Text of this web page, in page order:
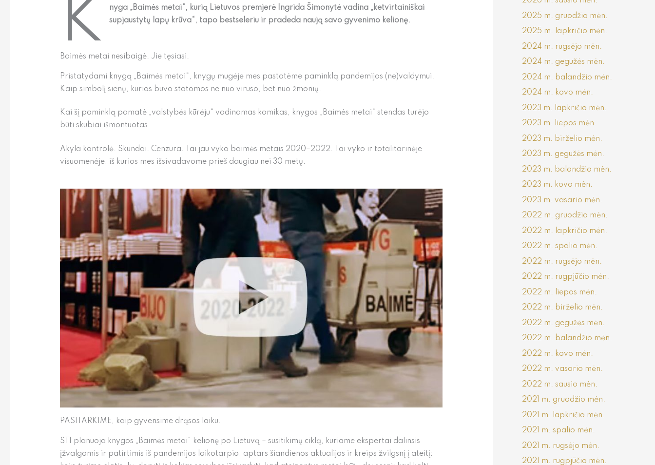
K
nyga „Baimės metai“, kurią Lietuvos premjerė Ingrida Šimonytė vadina „ketvirtainiškai
supjaustytų lapų krūva“, tapo bestseleriu ir pradeda naują savo gyvenimo kelionę.
Baimės metai nesibaigė. Jie tęsiasi.
Pristatydami knygą „Baimės metai“, knygų mugėje mes pastatėme paminklą pandemijos (ne)valdymui.
Kaip simbolį sienų, kurios buvo statomos ne nuo viruso, bet nuo žmonių.
Kai šį paminklą pamatė „valstybės kūrėju“ vadinamas komikas, knygos „Baimės metai“ stendas turėjo
būti skubiai išmontuotas.
Akyla kontrolė. Skundai. Cenzūra. Tai jau vyko baimės metais 2020–2022. Tai vyko ir totalitarinėje
visuomenėje, iš kurios mes išsivadavome prieš daugiau nei 30 metų.
PASITARKIME, kaip gyvensime drąsos laiku.
STI planuoja knygos „Baimės metai“ kelionę po Lietuvą – susitikimų ciklą, kuriame ekspertai dalinsis
įžvalgomis ir patirtimis iš pandemijos laikotarpio, aptars šiandienos aktualijas ir kreips žvilgsnį į ateitį:
2025 m. gruodžio mėn.
2025 m. lapkričio mėn.
2024 m. rugsėjo mėn.
2024 m. gegužės mėn.
2024 m. balandžio mėn.
2024 m. kovo mėn.
2023 m. lapkričio mėn.
2023 m. liepos mėn.
2023 m. birželio mėn.
2023 m. gegužės mėn.
2023 m. balandžio mėn.
2023 m. kovo mėn.
2023 m. vasario mėn.
2022 m. gruodžio mėn.
2022 m. lapkričio mėn.
2022 m. spalio mėn.
2022 m. rugsėjo mėn.
2022 m. rugpjūčio mėn.
2022 m. liepos mėn.
2022 m. birželio mėn.
2022 m. gegužės mėn.
2022 m. balandžio mėn.
2022 m. kovo mėn.
2022 m. vasario mėn.
2022 m. sausio mėn.
2021 m. gruodžio mėn.
2021 m. lapkričio mėn.
2021 m. spalio mėn.
2021 m. rugsėjo mėn.
2021 m. rugpjūčio mėn.